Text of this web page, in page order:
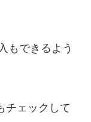
もできるよう
チェックして